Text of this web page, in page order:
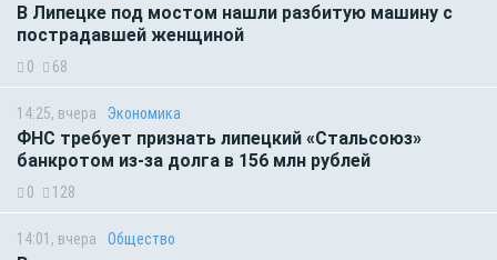
В Липецке под мостом нашли разбитую машину с
пострадавшей женщиной
0 68
14:25, вчера Экономика
ФНС требует признать липецкий «Стальсоюз»
банкротом из-за долга в 156 млн рублей
0 128
14:01, вчера Общество